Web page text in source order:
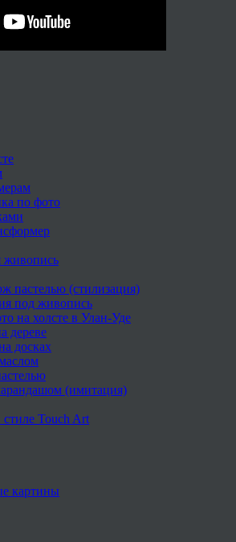
по фото
живопись
пастелью (стилизация)
под живопись
на холсте в Улан-Уде
дереве
досках
(имитация)
стиле Touch Art
картины